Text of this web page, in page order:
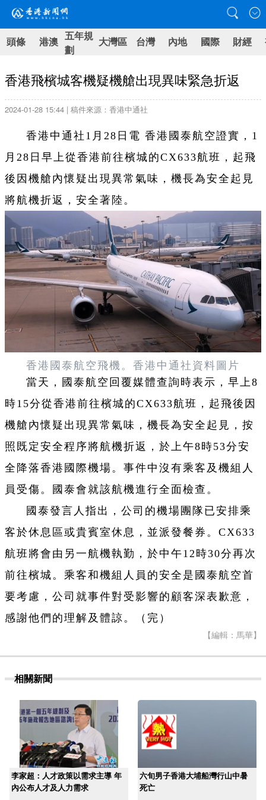
頭條 港澳 五年規
劃
大灣區 台灣 內地 國際 財經
香港飛檳城客機疑機艙出現異味緊急折返
2024-01-28 15:44 | 稿件來源：香港中通社
香港中通社1月28日電 香港國泰航空證實，1
月28日早上從香港前往檳城的CX633航班，起飛
後因機艙內懷疑出現異常氣味，機長為安全起見
將航機折返，安全著陸。
香港國泰航空飛機。香港中通社資料圖片
當天，國泰航空回覆媒體查詢時表示，早上8
時15分從香港前往檳城的CX633航班，起飛後因
機艙內懷疑出現異常氣味，機長為安全起見，按
照既定安全程序將航機折返，於上午8時53分安
全降落香港國際機場。事件中沒有乘客及機組人
員受傷。國泰會就該航機進行全面檢查。
國泰發言人指出，公司的機場團隊已安排乘
客於休息區或貴賓室休息，並派發餐券。CX633
航班將會由另一航機執勤，於中午12時30分再次
前往檳城。乘客和機組人員的安全是國泰航空首
要考慮，公司就事件對受影響的顧客深表歉意，
感謝他們的理解及體諒。（完）
【編輯：馬華】
相關新聞
李家超：人才政策以需求主導 年
內公布人才及人力需求
六旬男子香港大埔船灣行山中暑
死亡